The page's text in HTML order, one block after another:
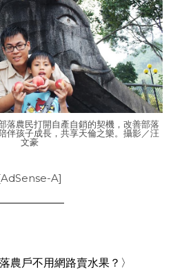
落農民打開自產自銷的契機，改善部落
伴孩子成長，共享天倫之樂。攝影／汪
文豪
A]
農戶不用網路賣水果？〉